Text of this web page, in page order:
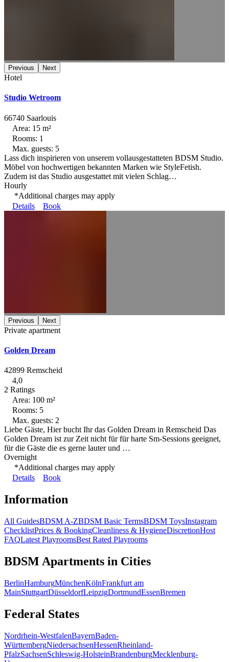
Previous Next
Hotel
Studio Wetroom
66740 Saarlouis
Area: 15 m²
Rooms: 1
Max. guests: 5
Lass dich inspirieren von unserem vollausgestatteten BDSM Studio.
Möbel von hochwertigen bekannten Marken wie StyleFetish.
Zudem ist das Studio ausgestattet mit vielen Schlag…
Hourly
*Additional charges may apply
Details
Book
Previous Next
Private apartment
Golden Dream
42899 Remscheid
4,0
2 Ratings
Area: 100 m²
Rooms: 5
Max. guests: 2
Liebe Gäste, Hier bucht Ihr das Golden Dream in Remscheid Das
Golden Dream ist zur Zeit nicht für für harte Sm-Sessions geeignet,
für die Gäste die es gerne lauter und …
Overnight
*Additional charges may apply
Details
Book
Information
All GuidesBDSM A-ZBDSM Basic TermsBDSM ToysInstagram
ChecklistPrices & BookingCleanliness & HygieneDiscretionHost
FAQLatest PlayroomsBest Rated Playrooms
BDSM Apartments in Cities
BerlinHamburgMünchenKölnFrankfurt am
MainStuttgartDüsseldorfLeipzigDortmundEssenBremen
Federal States
Nordrhein-WestfalenBayernBaden-
WürttembergNiedersachsenHessenRheinland-
PfalzSachsenSchleswig-HolsteinBrandenburgMecklenburg-